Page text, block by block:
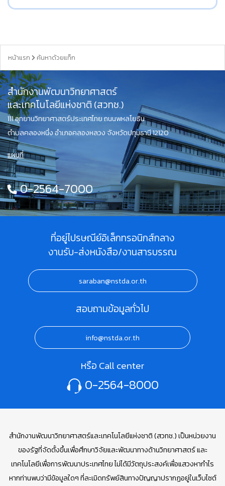
หน้าแรก ค้นหาด้วยแท็ก
สำนักงานพัฒนาวิทยาศาสตร์
และเทคโนโลยีแห่งชาติ (สวทช.)
111 อุทยานวิทยาศาสตร์ประเทศไทย ถนนพหลโยธิน
ตำบลคลองหนึ่ง อำเภอคลองหลวง จังหวัดปทุมธานี 12120
แผนที่
0-2564-7000
ที่อยู่ไปรษณีย์อิเล็กทรอนิกส์กลาง
งานรับ-ส่งหนังสือ/งานสารบรรณ
saraban@nstda.or.th
สอบถามข้อมูลทั่วไป
info@nstda.or.th
หรือ Call center
0-2564-8000
สำนักงานพัฒนาวิทยาศาสตร์และเทคโนโลยีแห่งชาติ (สวทช.) เป็นหน่วยงาน
ของรัฐที่จัดตั้งขึ้นเพื่อศึกษาวิจัยและพัฒนาทางด้านวิทยาศาสตร์ และ
เทคโนโลยีเพื่อการพัฒนาประเทศไทย ไม่ได้มีวัตถุประสงค์เพื่อแสวงหากำไร
หากท่านพบว่ามีข้อมูลใดๆ ที่ละเมิดทรัพย์สินทางปัญญาปรากฏอยู่ในเว็บไซต์